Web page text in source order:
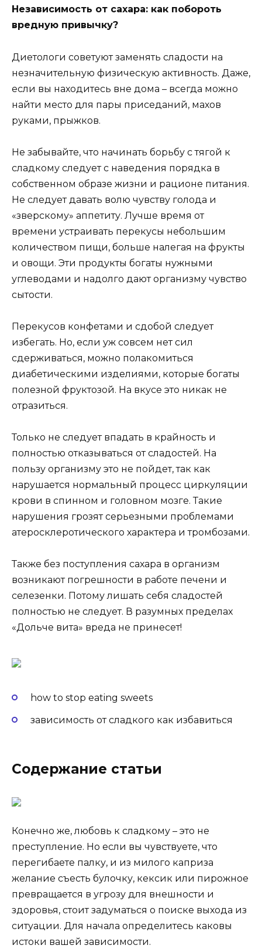
Независимость от сахара: как побороть
вредную привычку?
Диетологи советуют заменять сладости на
незначительную физическую активность. Даже,
если вы находитесь вне дома – всегда можно
найти место для пары приседаний, махов
руками, прыжков.
Не забывайте, что начинать борьбу с тягой к
сладкому следует с наведения порядка в
собственном образе жизни и рационе питания.
Не следует давать волю чувству голода и
«зверскому» аппетиту. Лучше время от
времени устраивать перекусы небольшим
количеством пищи, больше налегая на фрукты
и овощи. Эти продукты богаты нужными
углеводами и надолго дают организму чувство
сытости.
Перекусов конфетами и сдобой следует
избегать. Но, если уж совсем нет сил
сдерживаться, можно полакомиться
диабетическими изделиями, которые богаты
полезной фруктозой. На вкусе это никак не
отразиться.
Только не следует впадать в крайность и
полностью отказываться от сладостей. На
пользу организму это не пойдет, так как
нарушается нормальный процесс циркуляции
крови в спинном и головном мозге. Такие
нарушения грозят серьезными проблемами
атеросклеротического характера и тромбозами.
Также без поступления сахара в организм
возникают погрешности в работе печени и
селезенки. Потому лишать себя сладостей
полностью не следует. В разумных пределах
«Дольче вита» вреда не принесет!
how to stop eating sweets
зависимость от сладкого как избавиться
Содержание статьи
Конечно же, любовь к сладкому – это не
преступление. Но если вы чувствуете, что
перегибаете палку, и из милого каприза
желание съесть булочку, кексик или пирожное
превращается в угрозу для внешности и
здоровья, стоит задуматься о поиске выхода из
ситуации. Для начала определитесь каковы
истоки вашей зависимости.